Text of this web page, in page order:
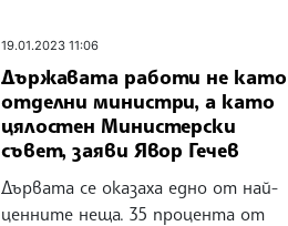
19.01.2023 11:06
Държавата работи не като
отделни министри, а като
цялостен Министерски
съвет, заяви Явор Гечев
Дървата се оказаха едно от най-
ценните неща. 35 процента от